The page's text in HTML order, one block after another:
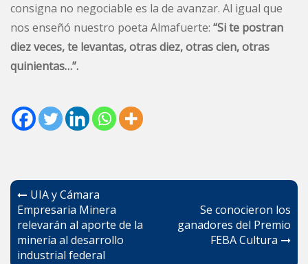
consigna no negociable es la de avanzar. Al igual que
nos enseñó nuestro poeta Almafuerte: “Si te postran
diez veces, te levantas, otras diez, otras cien, otras
quinientas…”.
Navegación
de
entradas
UIA y Cámara
Empresaria Minera
relevarán al aporte de la
minería al desarrollo
industrial federal
Se conocieron los
ganadores del Premio
FEBA Cultura